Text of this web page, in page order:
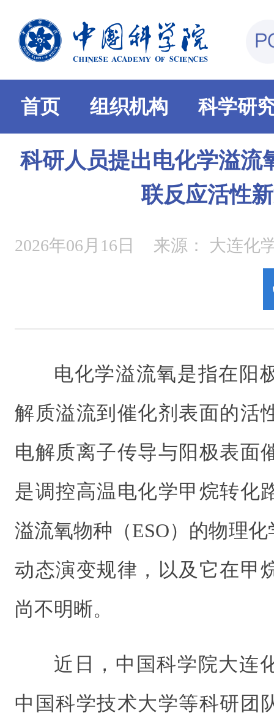
首页 组织机构 科学研
科研人员提出电化学溢流
联反应活性
2026年06月16日 来源： 大连化
电化学溢流氧是指在阳
解质溢流到催化剂表面的活
电解质离子传导与阳极表面
是调控高温电化学甲烷转化
溢流氧物种（ESO） 的物理
动态演变规律，以及它在甲
尚不明晰。
近日，中国科学院大连
中国科学技术大学等科研团